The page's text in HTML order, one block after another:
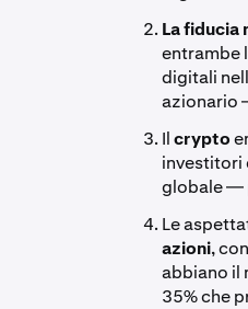
La fiducia
entrambe
digitali
azionario
Ilcrypto
investitori
globale —
Le
azioni,
abbiano il
35% che